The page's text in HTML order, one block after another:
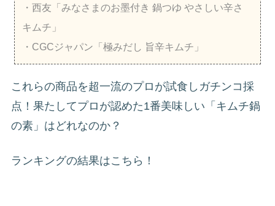
・西友「みなさまのお墨付き 鍋つゆ やさしい辛さ
キムチ」
・CGCジャパン「極みだし 旨辛キムチ」
これらの商品を超一流のプロが試食しガチンコ採
点！果たしてプロが認めた1番美味しい「キムチ鍋
の素」はどれなのか？
ランキングの結果はこちら！